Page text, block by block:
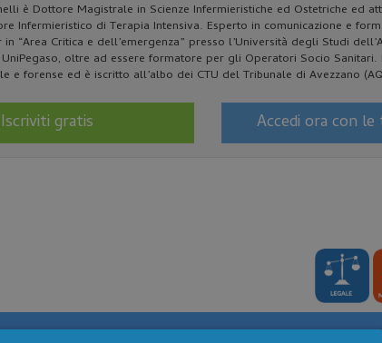
è Dottore Magistrale in Scienze Infermieristiche ed Ostetriche ed
Infermieristico di Terapia Intensiva. Esperto in comunicazione e
“Area Critica e dell’emergenza” presso l’Università degli Studi
UniPegaso, oltre ad essere formatore per gli Operatori Socio Sanitari.
e forense ed è iscritto all’albo dei CTU del Tribunale di Avezzano
Iscriviti gratis Accedi ora con